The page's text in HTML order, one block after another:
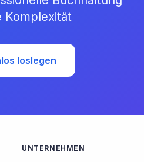
Komplexität
loslegen
UNTERNEHMEN